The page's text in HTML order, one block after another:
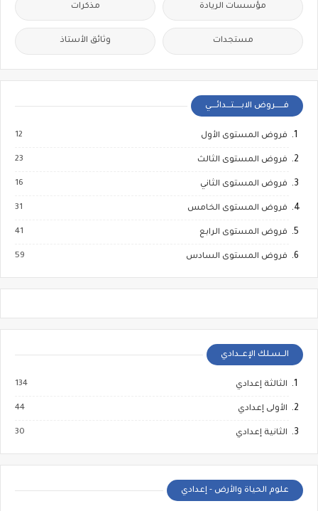
مؤسسات الريادة مذكرات
مستجدات وثائق الأستاذ
فــــــروض الابـــــتـــدائــــي
فروض المستوى الأول 12
فروض المستوى الثالث 23
فروض المستوى الثاني 16
فروض المستوى الخامس 31
فروض المستوى الرابع 41
فروض المستوى السادس 59
الــسـلك الإعــدادي
الثالثة إعدادي 134
الأولى إعدادي 44
الثانية إعدادي 30
علوم الحياة والأرض - إعدادي